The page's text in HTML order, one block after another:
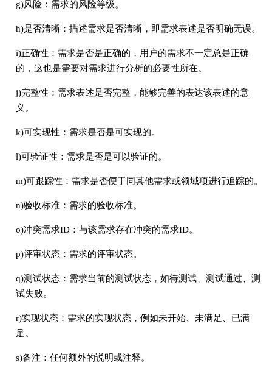
g)风险：需求的风险等级。
h)是否清晰：描述需求是否清晰，即需求表述是否明确无误。
i)正确性：需求是否是正确的，用户的需求不一定总是正确
的，这也是需要对需求进行分析的必要性所在。
j)完整性：需求表述是否完整，能够完善的表达该表述的意
义。
k)可实现性：需求是否是可实现的。
l)可验证性：需求是否是可以验证的。
m)可跟踪性：需求是否便于同其他需求或领域项进行追踪的。
n)验收标准：需求的验收标准。
o)冲突需求ID：与该需求存在冲突的需求ID。
p)评审状态：需求的评审状态。
q)测试状态：需求当前的测试状态，如待测试、测试通过、测
试失败。
r)实现状态：需求的实现状态，例如未开始、未满足、已满
足。
s)备注：任何额外的说明或注释。